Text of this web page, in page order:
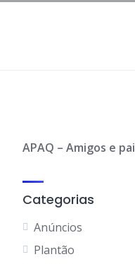
APAQ – Amigos e
Categorias
Anúncios
Plantão